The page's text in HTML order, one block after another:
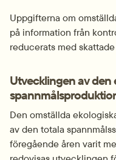
Uppgifterna om
på information från
reducerats med
Utvecklingen av den
Den omställda
av den totala
föregående åren varit